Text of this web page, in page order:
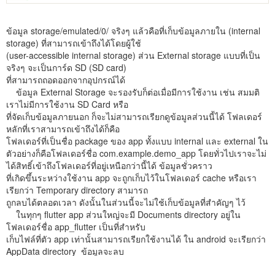
ข้อมูล storage/emulated/0/ จริงๆ แล้วคือที่เก็บข้อมูลภายใน (internal
storage) ที่สามารถเข้าถึงได้โดยผู้ใช้
(user-accessible internal storage) ส่วน External storage แบบที่เป็น
จริงๆ จะเป็นการ์ด SD (SD card)
ที่สามารถถอดออกจากอุปกรณ์ได้
ข้อมูล External Storage จะรองรับก็ต่อเมื่อมีการใช้งาน เช่น สมมติ
เราไม่มีการใช้งาน SD Card หรือ
ที่จัดเก็บข้อมูลภายนอก ก็จะไม่สามารถเรียกดูข้อมูลส่วนนี้ได้ โฟลเดอร์
หลักที่เราสามารถเข้าถึงได้ก็คือ
โฟลเดอร์ที่เป็นชื่อ package ของ app ทั้งแบบ internal และ external ใน
ตัวอย่างก็คือโฟลเดอร์ชื่อ com.example.demo_app โดยทั่วไปเราจะไม่
ได้สิทธิ์เข้าถึงโฟลเดอร์ที่อยู่เหนือกว่านี้ได้ ข้อมูลชั่วคราว
ที่เกิดขึ้นระหว่างใช้งาน app จะถูกเก็บไว้ในโฟลเดอร์ cache หรือเรา
เรียกว่า Temporary directory สามารถ
ถูกลบได้ตลอดเวลา ดังนั้นในส่วนนี้จะไม่ใช้เก็บข้อมูลที่สำคัญๆ ไว้
ในทุกๆ flutter app ส่วนใหญ่จะมี Documents directory อยู่ใน
โฟลเดอร์ชื่อ app_flutter เป็นที่สำหรับ
เก็บไฟล์ที่ตัว app เท่านั้นสามารถเรียกใช้งานได้ ใน android จะเรียกว่า
AppData directory ข้อมูลจะลบ